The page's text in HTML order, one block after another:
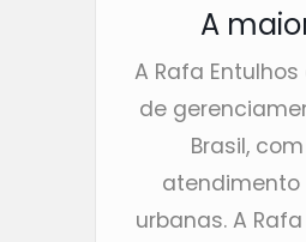
A
A Rafa
de
Brasil,
atendimento
urbanas. A